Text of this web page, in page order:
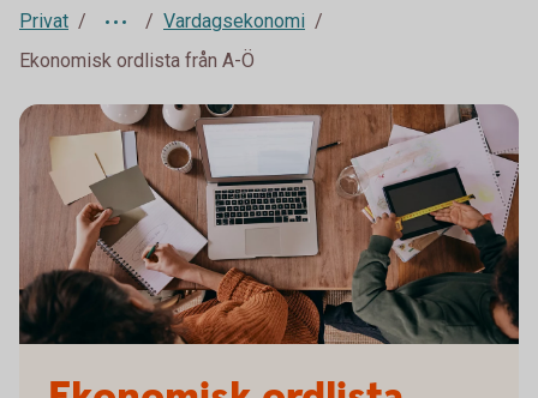
Privat
Vardagsekonomi
Ekonomisk ordlista från A-Ö